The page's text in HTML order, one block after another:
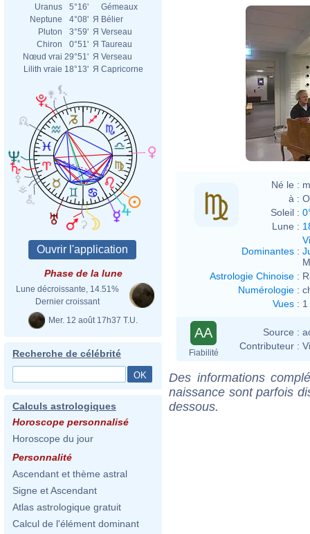
Uranus
5°16'
Gémeaux
Neptune
4°08' Я Bélier
Pluton
3°59' Я Verseau
Chiron
0°51' Я Taureau
Nœud vrai 29°51' Я Verseau
Lilith vraie 18°13' Я Capricorne
Phase de la lune
Lune décroissante, 14.51%
Dernier croissant
Mer. 12 août 17h37 T.U.
Recherche de célébrité
Calculs astrologiques
Horoscope personnalisé
Horoscope du jour
Personnalité
Ascendant et thème astral
Signe et Ascendant
Atlas astrologique gratuit
Calcul de l'élément dominant
Né le :
à :
Soleil :
Lune :
Dominantes :
Astrologie Chinoise :
Numérologie :
Vues :
AA
Fiabilité
Source :
Contributeur :
Des informations
naissance sont parfois
dessous.